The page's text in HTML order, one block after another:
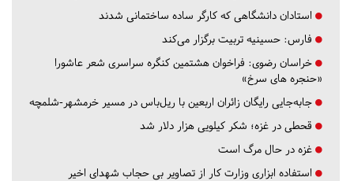
استادان دانشگاهی که کارگر ساده ساختمانی شدند
فارس: حسینیه تربیت برگزار می‌کند
خراسان رضوی: فراخوان هشتمین کنگره سراسری شعر عاشورا
«حنجره های سرخ»
جابه‌جایی رایگان زائران اربعین با ریل‌باس در مسیر خرمشهر-شلمچه
قحطی در غزه؛ شکر کیلویی هزار دلار شد
غزه در حال مرگ است
استفاده ابزاری وزارت کار از تصاویر بی حجاب شهدای اخیر